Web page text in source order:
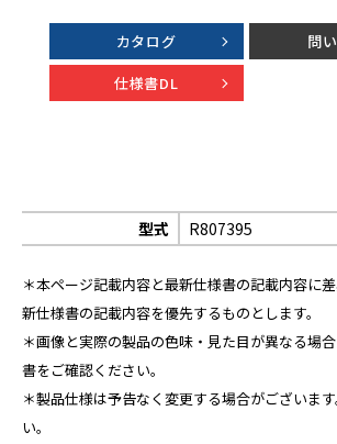
カタログ
問
仕様書DL
型式 R807395
＊本ページ記載内容と最新仕様書の記載内容に
新仕様書の記載内容を優先するものとします。
＊画像と実際の製品の色味・見た目が異なる場
書をご確認ください。
＊製品仕様は予告なく変更する場合がございま
い。